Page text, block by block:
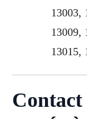
13003,
13009,
13015,
Contact